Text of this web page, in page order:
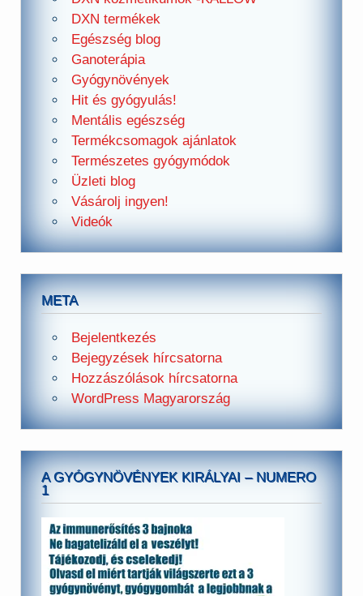
DXN termékek
Egészség blog
Ganoterápia
Gyógynövények
Hit és gyógyulás!
Mentális egészség
Termékcsomagok ajánlatok
Természetes gyógymódok
Üzleti blog
Vásárolj ingyen!
Videók
META
Bejelentkezés
Bejegyzések hírcsatorna
Hozzászólások hírcsatorna
WordPress Magyarország
A GYÓGYNÖVÉNYEK KIRÁLYAI – NUMERO
1